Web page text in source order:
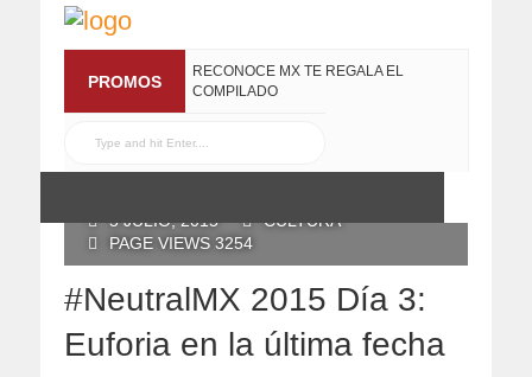
PROMOS
RECONOCE MX TE REGALA EL
COMPILADO
5 JULIO, 2015
CULTURA
PAGE VIEWS 3254
#NeutralMX 2015 Día 3:
Euforia en la última fecha